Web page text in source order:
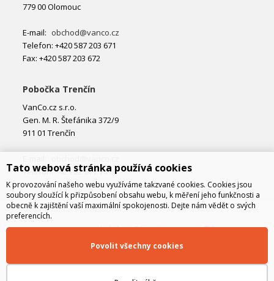
779 00 Olomouc
E-mail: obchod@vanco.cz
Telefon: +420 587 203 671
Fax: +420 587 203 672
Pobočka Trenčín
VanCo.cz s.r.o.
Gen. M. R. Štefánika 372/9
911 01 Trenčín
Telefon: +421 32 877 74 02
Tato webová stránka používá cookies
K provozování našeho webu využíváme takzvané cookies. Cookies jsou
soubory sloužící k přizpůsobení obsahu webu, k měření jeho funkčnosti a
obecně k zajištění vaší maximální spokojenosti. Dejte nám vědět o svých
preferencích.
Povolit všechny cookies